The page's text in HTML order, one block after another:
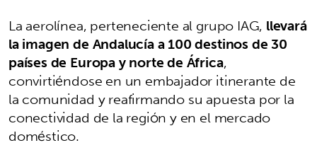
La aerolínea, perteneciente al grupo IAG, llevará
la imagen de Andalucía a 100 destinos de 30
países de Europa y norte de África,
convirtiéndose en un embajador itinerante de
la comunidad y reafirmando su apuesta por la
conectividad de la región y en el mercado
doméstico.